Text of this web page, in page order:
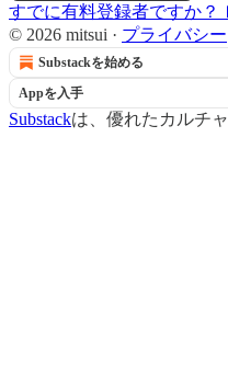
すでに有料登録者ですか？
© 2026 mitsui · プライバシー
Substackを始める
Appを入手
Substackは、優れたカルチ